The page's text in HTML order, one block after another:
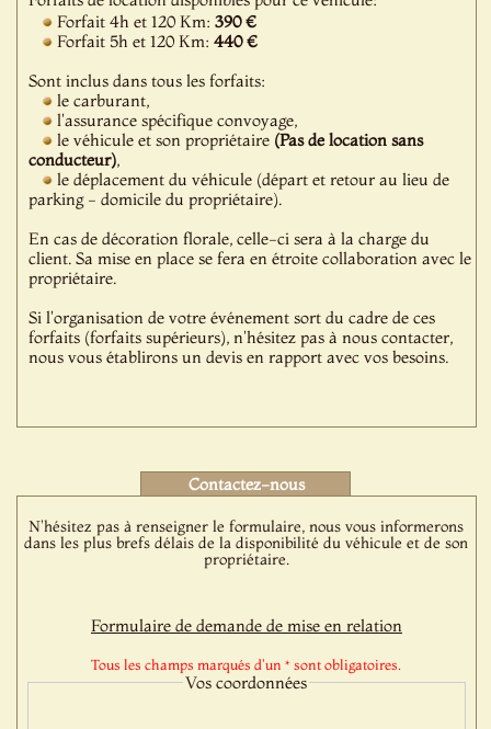
Forfait 4h et 120 Km:390 €
Forfait 5h et 120 Km:440 €
Sont inclus dans tous les forfaits:
le carburant,
l'assurance spécifique convoyage,
le véhicule et son propriétaire (Pas de location sans
conducteur),
le déplacement du véhicule (départ et retour au lieu de
parking - domicile du propriétaire).
En cas de décoration florale, celle-ci sera à la charge du
client. Sa mise en place se fera en étroite collaboration avec le
propriétaire.
Si l'organisation de votre événement sort du cadre de ces
forfaits (forfaits supérieurs), n'hésitez pas à nous contacter,
nous vous établirons un devis en rapport avec vos besoins.
Contactez-nous
N'hésitez pas à renseigner le formulaire, nous vous informerons
dans les plus brefs délais de la disponibilité du véhicule et de son
propriétaire.
Formulaire de demande de mise en relation
Tous les champs marqués d'un * sont obligatoires.
Vos coordonnées